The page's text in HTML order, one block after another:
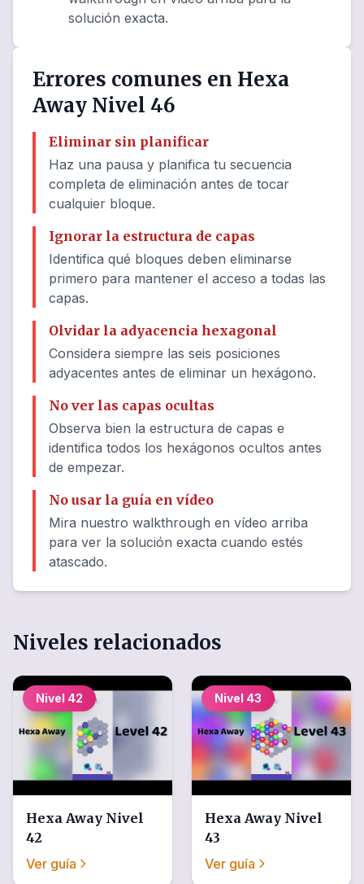
solución exacta.
Errores comunes en Hexa
Away Nivel 46
Eliminar sin planificar
Haz una pausa y planifica tu secuencia
completa de eliminación antes de tocar
cualquier bloque.
Ignorar la estructura de capas
Identifica qué bloques deben eliminarse
primero para mantener el acceso a todas las
capas.
Olvidar la adyacencia hexagonal
Considera siempre las seis posiciones
adyacentes antes de eliminar un hexágono.
No ver las capas ocultas
Observa bien la estructura de capas e
identifica todos los hexágonos ocultos antes
de empezar.
No usar la guía en vídeo
Mira nuestro walkthrough en vídeo arriba
para ver la solución exacta cuando estés
atascado.
Niveles relacionados
Nivel 42
Hexa Away Nivel
42
Ver guía
Nivel 43
Hexa Away Nivel
43
Ver guía